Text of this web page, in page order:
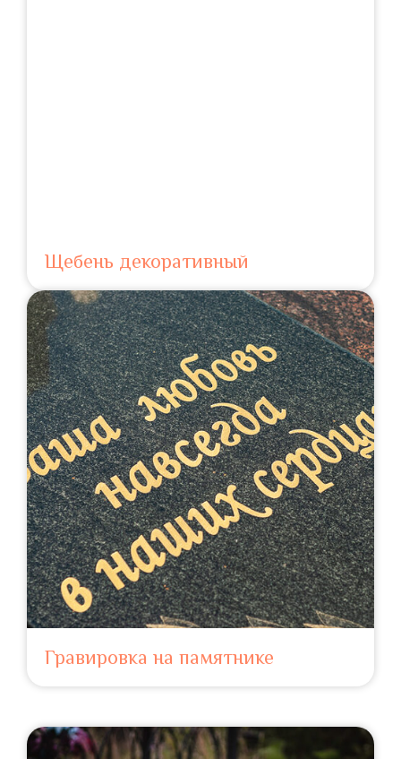
Щебень декоративный
Гравировка на памятнике